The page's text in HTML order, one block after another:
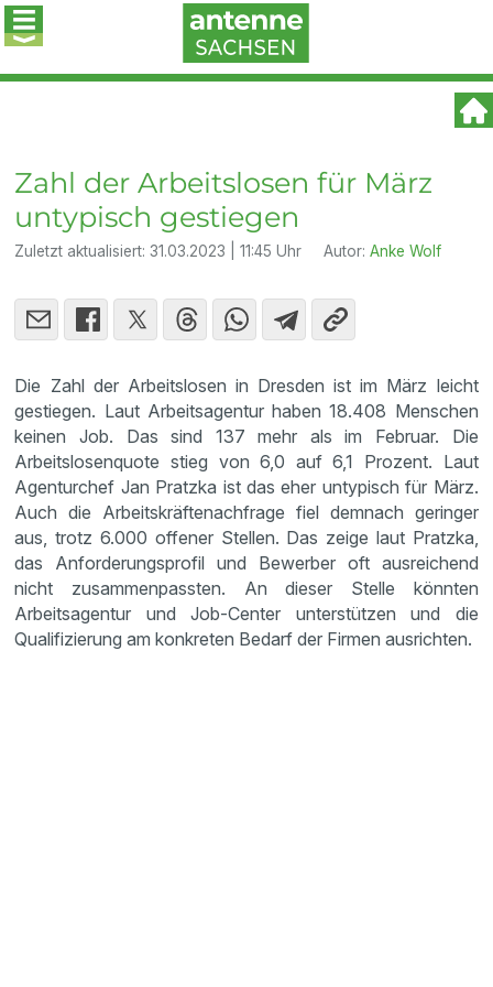
Zahl der Arbeitslosen für März
untypisch gestiegen
Zuletzt aktualisiert:31.03.2023 | 11:45 Uhr Autor:Anke Wolf
Die Zahl der Arbeitslosen in Dresden ist im März leicht
gestiegen. Laut Arbeitsagentur haben 18.408 Menschen
keinen Job. Das sind 137 mehr als im Februar. Die
Arbeitslosenquote stieg von 6,0 auf 6,1 Prozent. Laut
Agenturchef Jan Pratzka ist das eher untypisch für März.
Auch die Arbeitskräftenachfrage fiel demnach geringer
aus, trotz 6.000 offener Stellen. Das zeige laut Pratzka,
das Anforderungsprofil und Bewerber oft ausreichend
nicht zusammenpassten. An dieser Stelle könnten
Arbeitsagentur und Job-Center unterstützen und die
Qualifizierung am konkreten Bedarf der Firmen ausrichten.